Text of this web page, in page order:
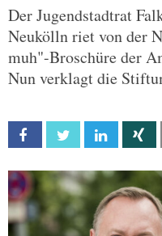
Der Jugendstadtrat
Neukölln riet von der
muh"-Broschüre der
Nun verklagt die
Facebook Twitter Linkedin